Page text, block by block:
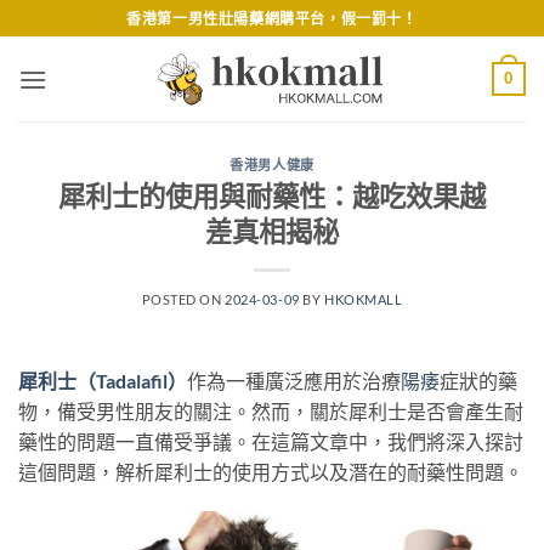
to
content
香港第一男性壯陽藥網購平台，假一罰十！
0
香港男人健康
犀利士的使用與耐藥性：越吃效果越
差真相揭秘
POSTED ON 2024-03-09 BY HKOKMALL
犀利士（Tadalafil） 作為一種廣泛應用於治療陽痿症狀的藥
物，備受男性朋友的關注。然而，關於犀利士是否會產生耐
藥性的問題一直備受爭議。在這篇文章中，我們將深入探討
這個問題，解析犀利士的使用方式以及潛在的耐藥性問題。